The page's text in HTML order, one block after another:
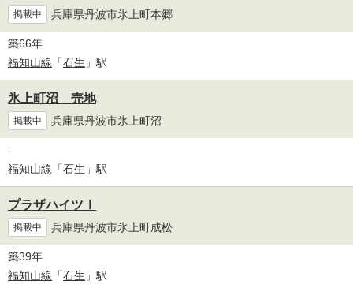
掲載中 兵庫県丹波市氷上町本郷
築66年
福知山線 「石生 」駅
氷上町沼 売地
掲載中 兵庫県丹波市氷上町沼
-
福知山線 「石生 」駅
プラザハイツⅠ
掲載中 兵庫県丹波市氷上町成松
築39年
福知山線 「石生 」駅